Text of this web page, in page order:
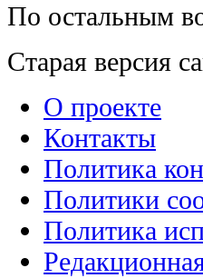
По остальным
Старая версия
О проекте
Контакты
Политика
Политики
Политика